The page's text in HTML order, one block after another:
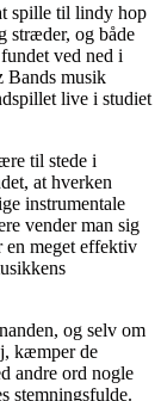
spille til lindy hop
stræder, og både
ved ned i
Bands musik
live i studiet
til stede i
at hverken
instrumentale
vender man sig
en meget effektiv
og selv om
kæmper de
andre ord nogle
stemningsfulde.